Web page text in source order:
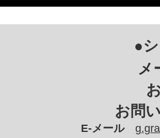
●
メ
お問
E-メール